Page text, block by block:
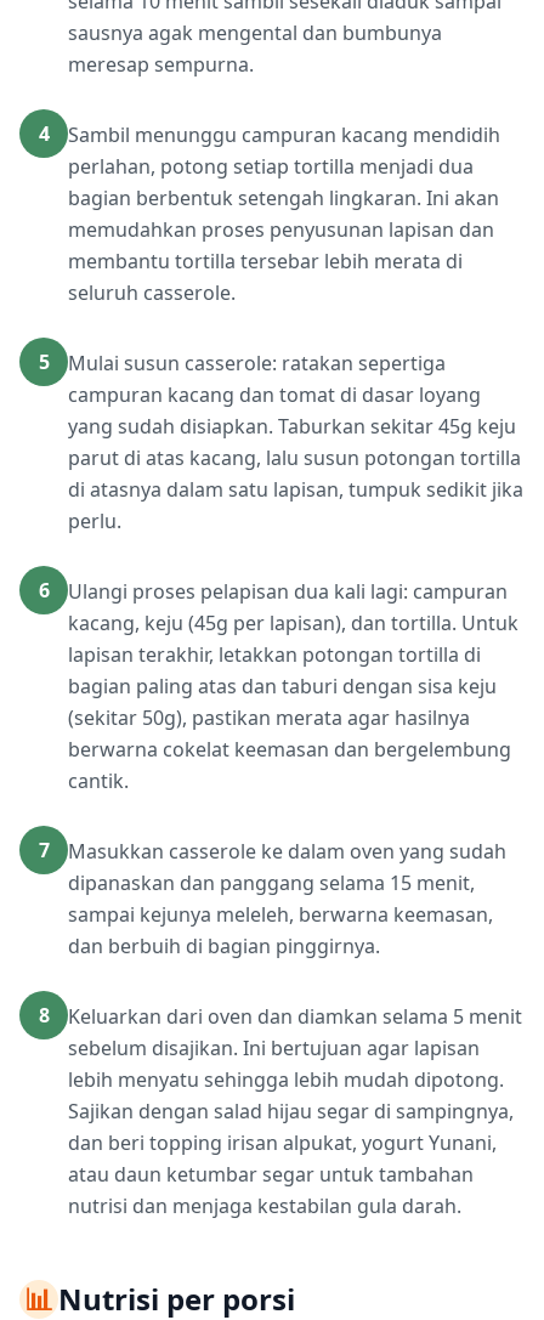
sausnya agak mengental dan bumbunya
meresap sempurna.
4
Sambil menunggu campuran kacang mendidih
perlahan, potong setiap tortilla menjadi dua
bagian berbentuk setengah lingkaran. Ini akan
memudahkan proses penyusunan lapisan dan
membantu tortilla tersebar lebih merata di
seluruh casserole.
5
Mulai susun casserole: ratakan sepertiga
campuran kacang dan tomat di dasar loyang
yang sudah disiapkan. Taburkan sekitar 45g keju
parut di atas kacang, lalu susun potongan tortilla
di atasnya dalam satu lapisan, tumpuk sedikit jika
perlu.
6
Ulangi proses pelapisan dua kali lagi: campuran
kacang, keju (45g per lapisan), dan tortilla. Untuk
lapisan terakhir, letakkan potongan tortilla di
bagian paling atas dan taburi dengan sisa keju
(sekitar 50g), pastikan merata agar hasilnya
berwarna cokelat keemasan dan bergelembung
cantik.
7
Masukkan casserole ke dalam oven yang sudah
dipanaskan dan panggang selama 15 menit,
sampai kejunya meleleh, berwarna keemasan,
dan berbuih di bagian pinggirnya.
8
Keluarkan dari oven dan diamkan selama 5 menit
sebelum disajikan. Ini bertujuan agar lapisan
lebih menyatu sehingga lebih mudah dipotong.
Sajikan dengan salad hijau segar di sampingnya,
dan beri topping irisan alpukat, yogurt Yunani,
atau daun ketumbar segar untuk tambahan
nutrisi dan menjaga kestabilan gula darah.
📊Nutrisi per porsi